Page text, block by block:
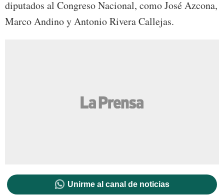
diputados al Congreso Nacional, como José Azcona,
Marco Andino y Antonio Rivera Callejas.
Unirme al canal de noticias